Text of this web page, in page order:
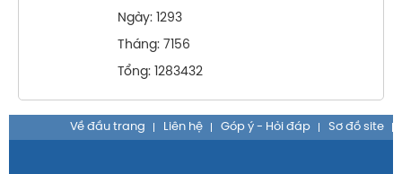
Ngày: 1293
Tháng: 7156
Tổng: 1283432
Về đầu trang Liên hệ Góp ý - Hỏi đáp Sơ đồ site